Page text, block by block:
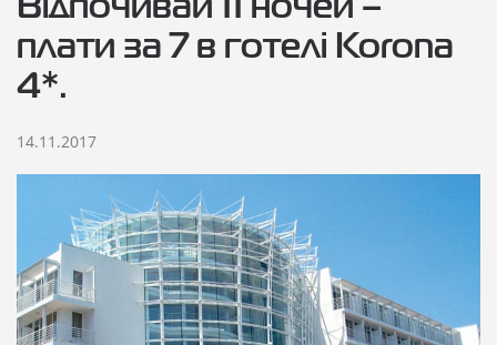
Відпочивай 11 ночей –
плати за 7 в готелі Korona
4*.
14.11.2017